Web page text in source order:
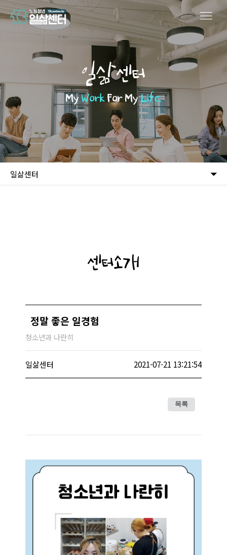
일삶센터
MyWorkFor MyLife.
일삶센터
센터소개
정말 좋은 일경험
청소년과 나란히
일삶센터 2021-07-21 13:21:54
목록